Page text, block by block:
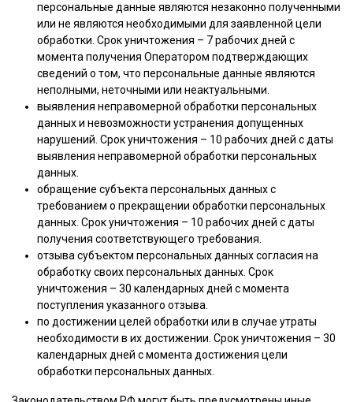
персональные данные являются незаконно полученными
или не являются необходимыми для заявленной цели
обработки. Срок уничтожения – 7 рабочих дней с
момента получения Оператором подтверждающих
сведений о том, что персональные данные являются
неполными, неточными или неактуальными.
выявления неправомерной обработки персональных
данных и невозможности устранения допущенных
нарушений. Срок уничтожения – 10 рабочих дней с даты
выявления неправомерной обработки персональных
данных.
обращение субъекта персональных данных с
требованием о прекращении обработки персональных
данных. Срок уничтожения – 10 рабочих дней с даты
получения соответствующего требования.
отзыва субъектом персональных данных согласия на
обработку своих персональных данных. Срок
уничтожения – 30 календарных дней с момента
поступления указанного отзыва.
по достижении целей обработки или в случае утраты
необходимости в их достижении. Срок уничтожения – 30
календарных дней с момента достижения цели
обработки персональных данных.